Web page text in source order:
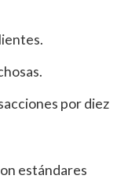
por diez
estándares